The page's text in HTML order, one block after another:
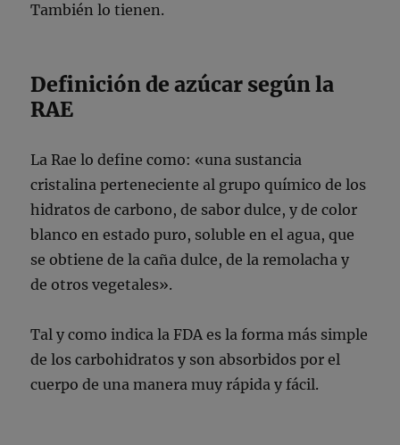
También lo tienen.
Definición de azúcar según la
RAE
La Rae lo define como: «una sustancia
cristalina perteneciente al grupo químico de los
hidratos de carbono, de sabor dulce, y de color
blanco en estado puro, soluble en el agua, que
se obtiene de la caña dulce, de la remolacha y
de otros vegetales».
Tal y como indica la FDA es la forma más simple
de los carbohidratos y son absorbidos por el
cuerpo de una manera muy rápida y fácil.